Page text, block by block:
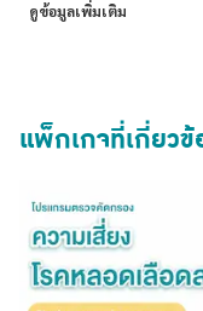
ดูข้อมูลเพิ่มเติม
แพ็กเกจที่เกี่ยวข้